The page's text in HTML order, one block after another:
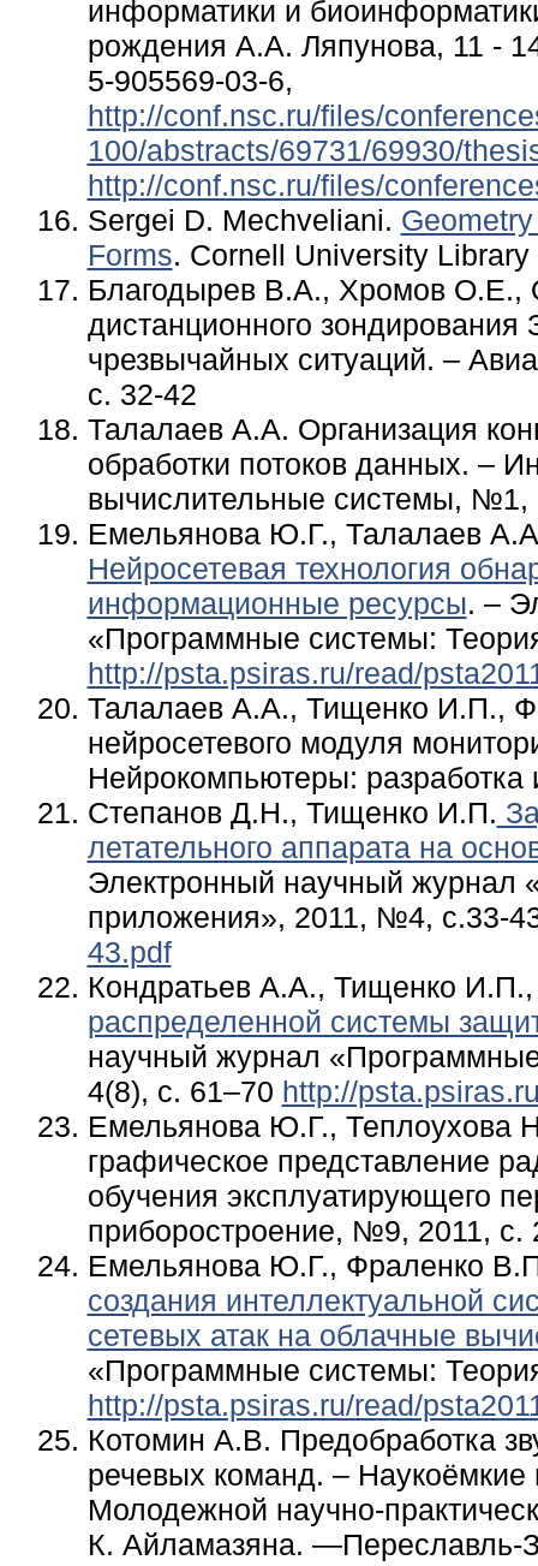
информатики и
рождения А.А. Ляпунова, 11 -
5-905569-03-6,
http://conf.nsc.ru/files/
100/abstracts/69731/69930/
http://conf.nsc.ru/files/
Sergei D. Mechveliani.
Forms. Cornell University Library
Благодырев В.А., Хромов
дистанционного
чрезвычайных ситуаций. –
с. 32-42
Талалаев А.А. Организация
обработки потоков данных. –
вычислительные системы, №1,
Емельянова Ю.Г., Талалаев
Нейросетевая технология
информационные ресурсы. –
«Программные системы:
http://psta.psiras.ru/read/
Талалаев А.А., Тищенко И.П.,
нейросетевого модуля
Нейрокомпьютеры:
Степанов Д.Н., Тищенко И.П.
летательного аппарата на
Электронный научный журнал
приложения», 2011, №4, с.33-
43.pdf
Кондратьев А.А., Тищенко
распределенной системы
научный журнал
4(8), с. 61–70 http://
Емельянова Ю.Г., Теплоухова
графическое представление
обучения эксплуатирующего
приборостроение, №9, 2011, с.
Емельянова Ю.Г., Фраленко
создания интеллектуальной
сетевых атак на облачные
«Программные системы:
http://psta.psiras.ru/read/
Котомин А.В. Предобработка
речевых команд. –
Молодежной научно-
К. Айламазяна. —Переславль-